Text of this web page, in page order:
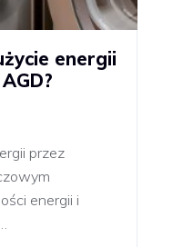
energii
przez
energii i